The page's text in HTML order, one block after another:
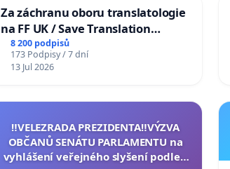
Za záchranu oboru translatologie
na FF UK / Save Translation
Studies at the Faculty of Arts,
Charles University
8 200 podpisů
173 Podpisy / 7 dní
13 Jul 2026
‼️VELEZRADA PREZIDENTA‼️VÝZVA
OBČANŮ SENÁTU PARLAMENTU na
vyhlášení veřejného slyšení podle §